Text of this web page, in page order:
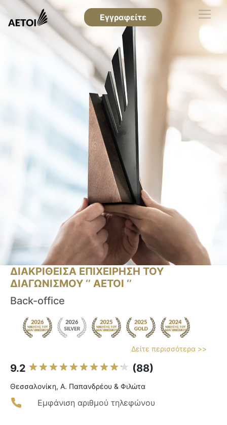
Εγγραφείτε
ΔΙΑΚΡΙΘΕΙΣΑ ΕΠΙΧΕΙΡΗΣΗ ΤΟΥ
ΔΙΑΓΩΝΙΣΜΟΥ ‘’ ΑΕΤΟΙ ‘’
Back-office
Δείτε περισσότερα >>
9.2 (88)
Θεσσαλονίκη, Α. Παπανδρέου & Φιλώτα
Εμφάνιση αριθμού τηλεφώνου